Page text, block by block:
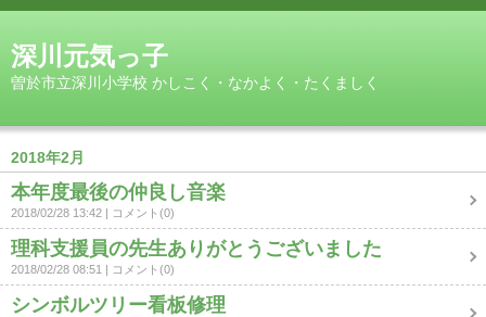
深川元気っ子
曽於市立深川小学校 かしこく・なかよく・たくましく
2018年2月
本年度最後の仲良し音楽
2018/02/28 13:42 コメント(0)
理科支援員の先生ありがとうございました
2018/02/28 08:51 コメント(0)
シンボルツリー看板修理